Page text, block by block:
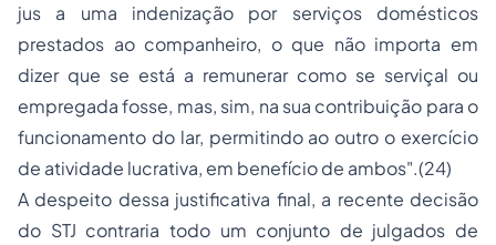
jus a uma indenização por serviços domésticos
prestados ao companheiro, o que não importa em
dizer que se está a remunerar como se serviçal ou
empregada fosse, mas, sim, na sua contribuição para o
funcionamento do lar, permitindo ao outro o exercício
de atividade lucrativa, em benefício de ambos".(24)
A despeito dessa justificativa final, a recente decisão
do STJ contraria todo um conjunto de julgados de